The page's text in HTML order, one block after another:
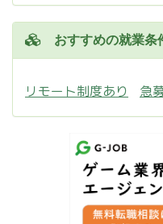
おすすめの就業条
リモート制度あり 急